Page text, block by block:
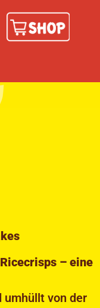
– eine
umhüllt von der